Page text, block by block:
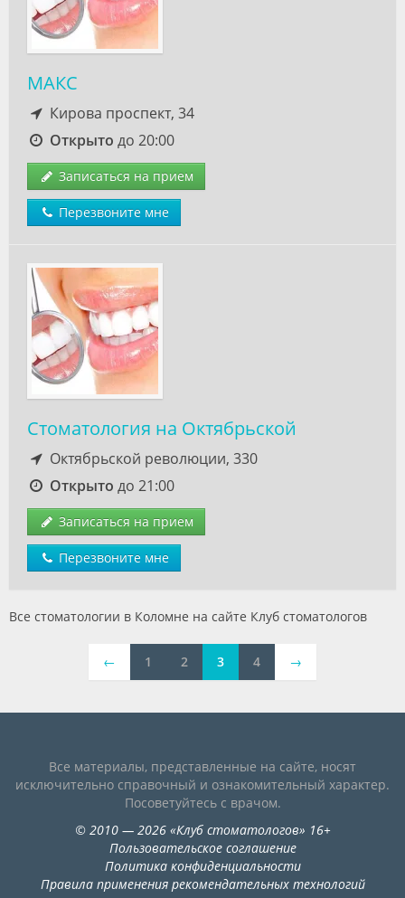
МАКС
Кирова проспект, 34
Открыто до 20:00
Записаться на прием
Перезвоните мне
Стоматология на Октябрьской
Октябрьской революции, 330
Открыто до 21:00
Записаться на прием
Перезвоните мне
Все стоматологии в Коломне на сайте Клуб стоматологов
← 1 2 3 4 →
Все материалы, представленные на сайте, носят
исключительно справочный и ознакомительный характер.
Посоветуйтесь с врачом.
© 2010— 2026«Клуб стоматологов» 16+
Пользовательское соглашение
Политика конфиденциальности
Правила применения рекомендательных технологий